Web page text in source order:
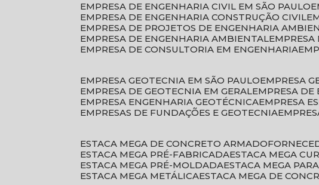
EMPRESA DE ENGENHARIA CIVIL EM SÃO PAULO
EMPRESA DE ENGENHARIA CONSTRUÇÃO CIVIL
EMPRESA DE PROJETOS DE ENGENHARIA
EMPRESA DE ENGENHARIA AMBIENTAL
EMPRESA DE CONSULTORIA EM ENGENHARIA
EMPRESA GEOTECNIA EM SÃO PAULO
EMPRESA
EMPRESA DE GEOTECNIA EM GERAL EMPRESA
EMPRESA ENGENHARIA GEOTÉCNICA EMPRESA
EMPRESAS DE FUNDAÇÕES E GEOTECNIA
ESTACA MEGA DE CONCRETO ARMADO
ESTACA MEGA PRÉ-FABRICADA ESTACA MEGA
ESTACA MEGA PRÉ-MOLDADA ESTACA MEGA
ESTACA MEGA METÁLICA ESTACA MEGA DE